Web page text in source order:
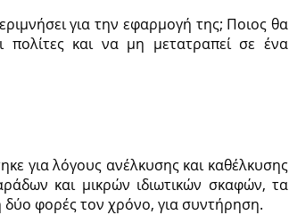
για την εφαρμογή της; Ποιος θα
πολίτες και να μη μετατραπεί σε ένα
για λόγους ανέλκυσης και καθέλκυσης
και μικρών ιδιωτικών σκαφών, τα
δύο φορές τον χρόνο, για συντήρηση.